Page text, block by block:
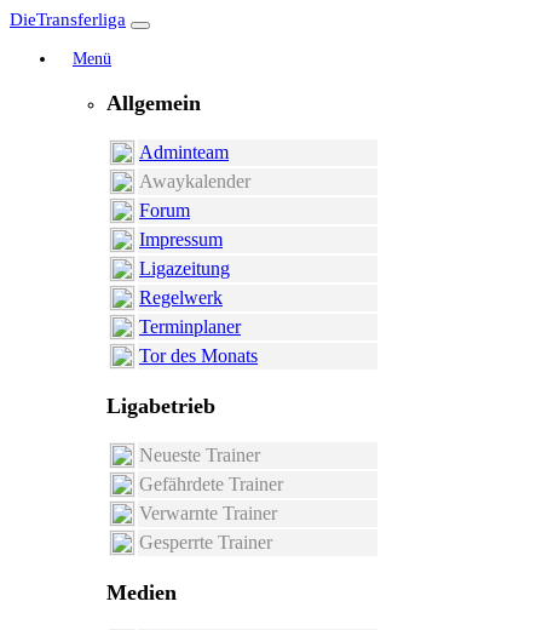
DieTransferliga
Menü
Allgemein
Adminteam
Awaykalender
Forum
Impressum
Ligazeitung
Regelwerk
Terminplaner
Tor des Monats
Ligabetrieb
Neueste Trainer
Gefährdete Trainer
Verwarnte Trainer
Gesperrte Trainer
Medien